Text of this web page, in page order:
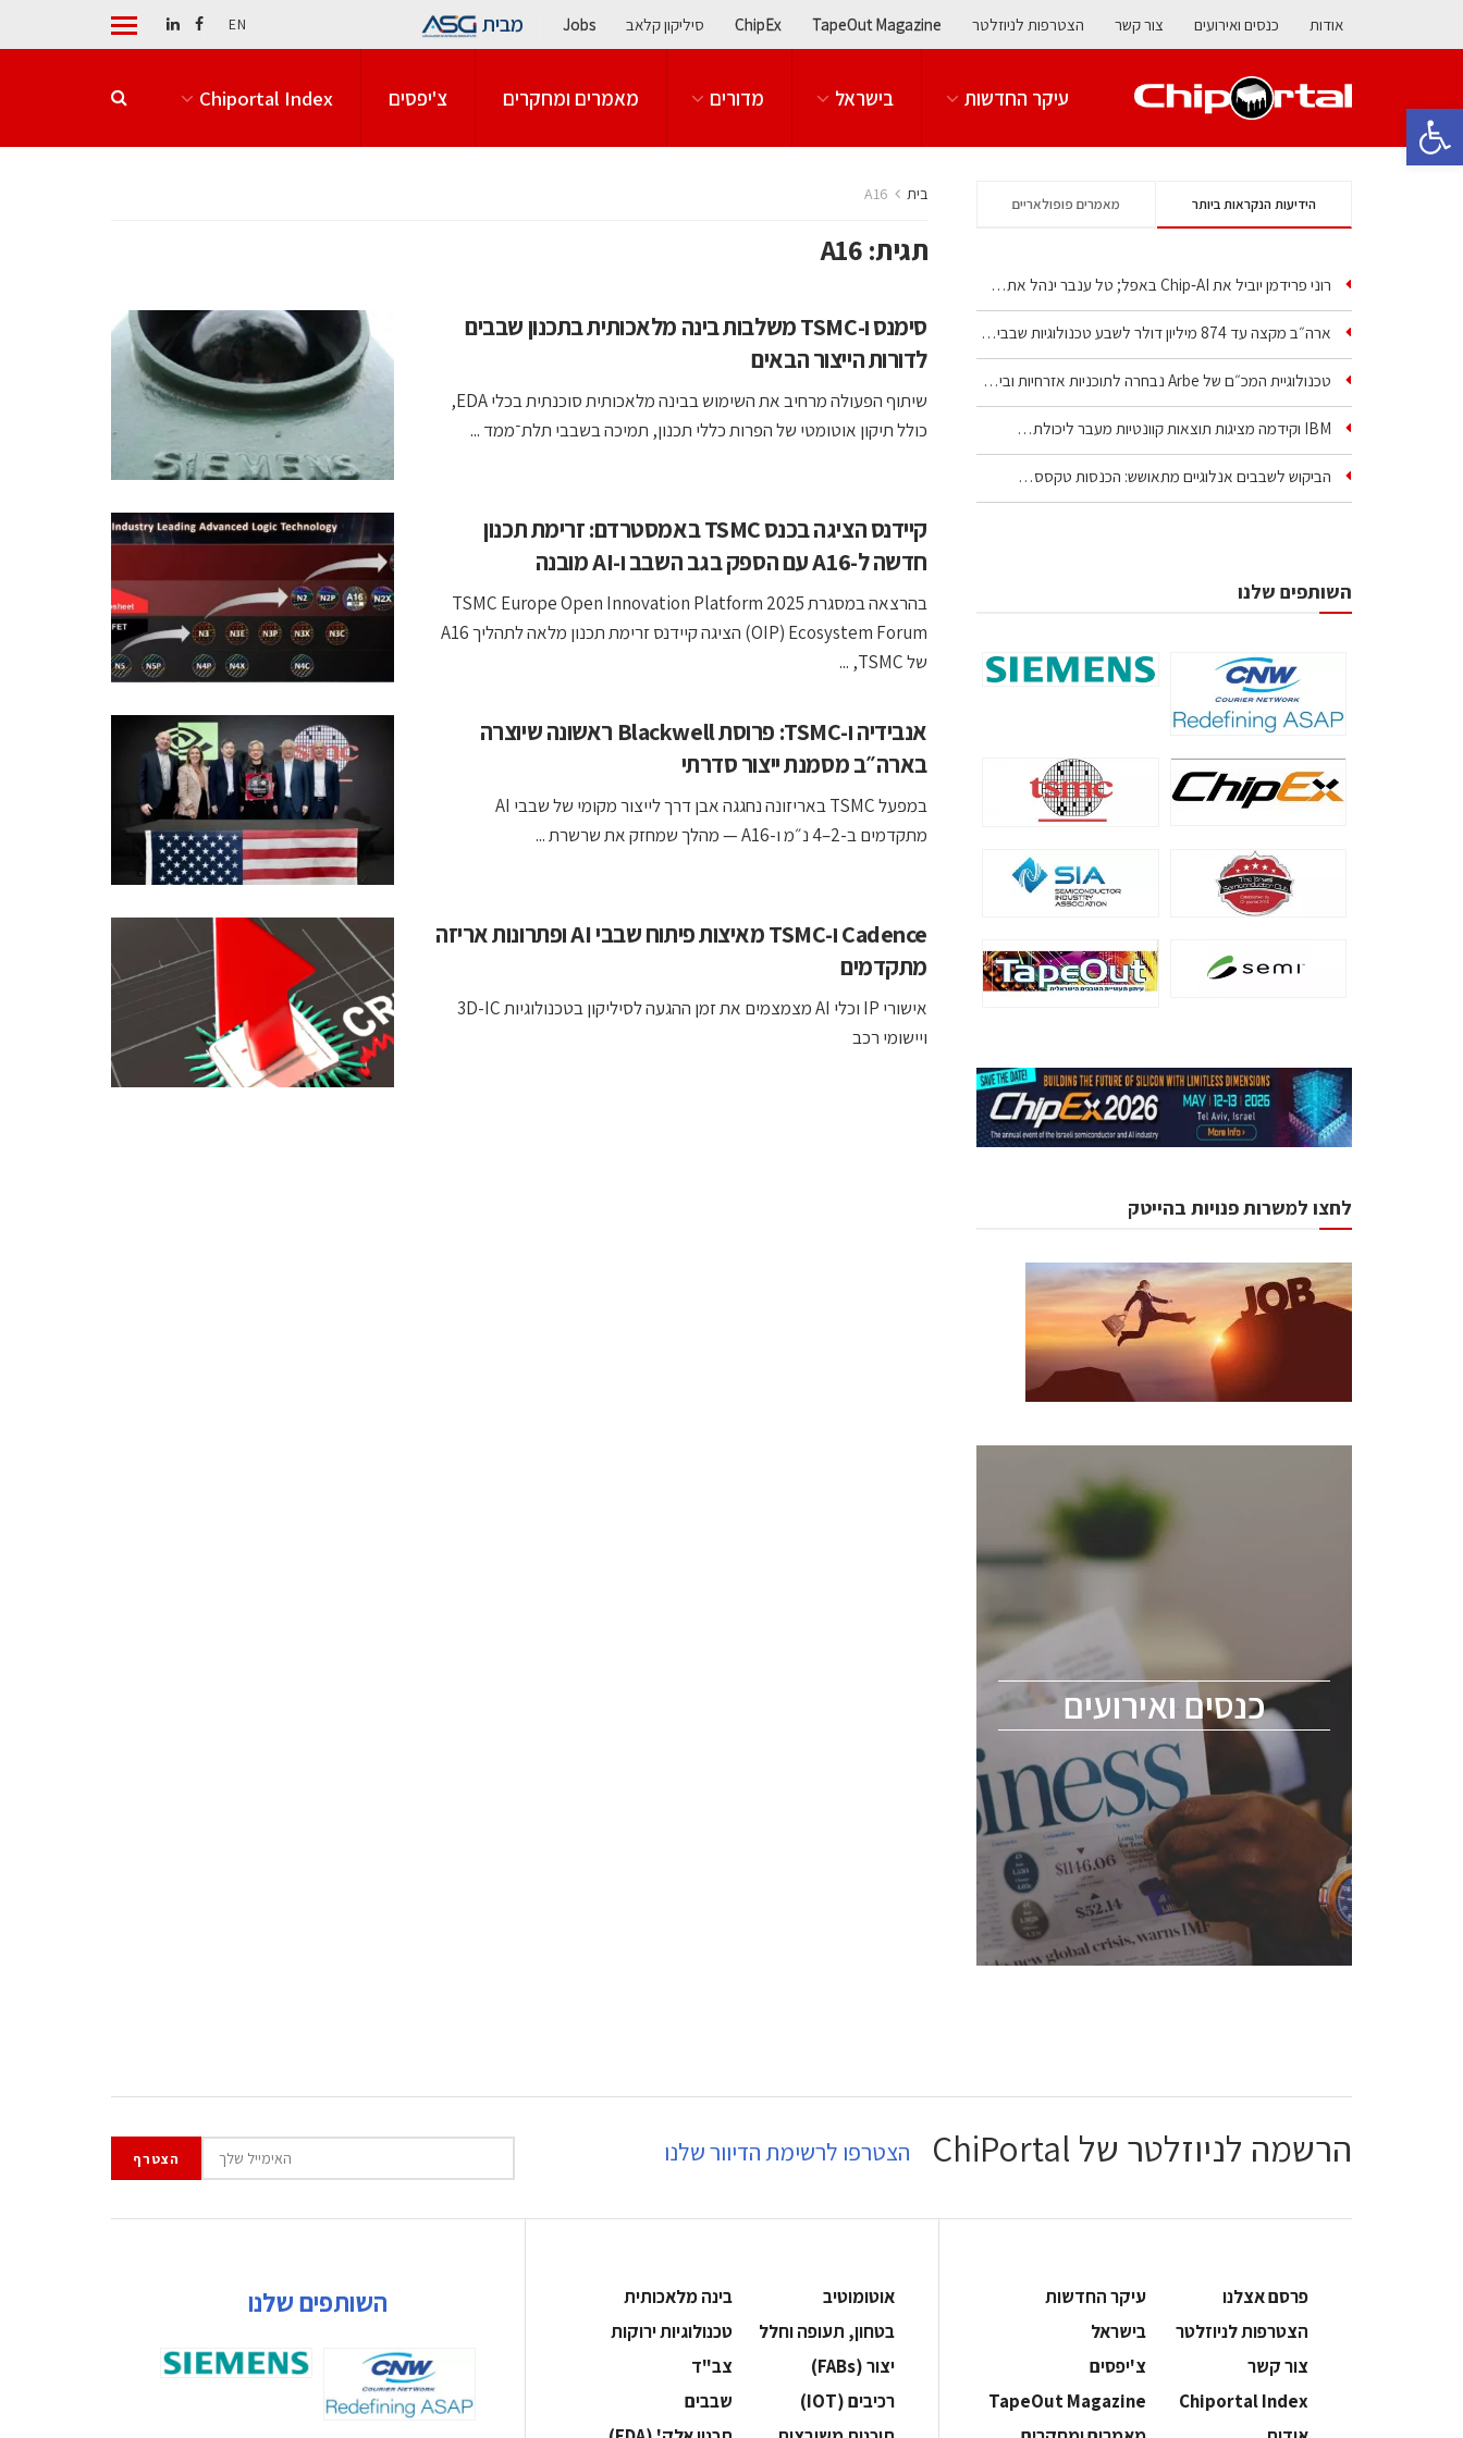
פתח סרגל נגישות
אודות כנסים ואירועים צור קשר הצטרפות לניוזלטר TapeOut Magazine
ChipEx סיליקון קלאב Jobs מבית EN
עיקר החדשות בישראל מדורים מאמרים ומחקרים צ'יפסים Chiportal Index
בית A16
תגית: A16
סימנס ו-TSMC משלבות בינה מלאכותית בתכנון שבבים
לדורות הייצור הבאים
שיתוף הפעולה מרחיב את השימוש בבינה מלאכותית סוכנתית בכלי EDA,
כולל תיקון אוטומטי של הפרות כללי תכנון, תמיכה בשבבי תלת־ממד ...
קיידנס הציגה בכנס TSMC באמסטרדם: זרימת תכנון
חדשה ל-A16 עם הספק בגב השבב ו-AI מובנה
בהרצאה במסגרת 2025 TSMC Europe Open Innovation Platform
(OIP) Ecosystem Forum הציגה קיידנס זרימת תכנון מלאה לתהליך A16
של TSMC, ...
אנבידיה ו-TSMC: פרוסת Blackwell ראשונה שיוצרה
בארה״ב מסמנת ייצור סדרתי
במפעל TSMC באריזונה נחגגה אבן דרך לייצור מקומי של שבבי AI
מתקדמים ב-2–4 נ״מ ו-A16 — מהלך שמחזק את שרשרת ...
Cadence ו-TSMC מאיצות פיתוח שבבי AI ופתרונות אריזה
מתקדמים
אישורי IP וכלי AI מצמצמים את זמן ההגעה לסיליקון בטכנולוגיות 3D-IC
ויישומי רכב
הידיעות הנקראות ביותר מאמרים פופולאריים
רוני פרידמן יוביל את Chip‑AI באפל; טל ענבר ינהל את…
ארה״ב מקצה עד 874 מיליון דולר לשבע טכנולוגיות שבבים…
טכנולוגיית המכ״ם של Arbe נבחרה לתוכניות אזרחיות וביטחוניות
IBM וקידמה מציגות תוצאות קוונטיות מעבר ליכולת…
הביקוש לשבבים אנלוגיים מתאושש: הכנסות טקסס…
השותפים שלנו
לחצו למשרות פנויות בהייטק
כנסים ואירועים
כנסים ואירועים
הסמיקונדקטור כולל מהנדסים, מומחים מקצועיים
ChipEx2026 will be held on May 12-13,
2026. The conference is intended for
everyone involved in the semiconductor
industry, including engineers, professional
experts, and senior executives.
לחץ לפרטים
הרשמה לניוזלטר של ChiPortal הצטרפו לרשימת הדיוור שלנו
פרסם אצלנו
עיקר החדשות
הצטרפות לניוזלטר
בישראל
צור קשר
צ'יפסים
Chiportal Index
TapeOut Magazine
אוטומוטיב
בינה מלאכותית
בטחון, תעופה וחלל
‫טכנולוגיות ירוקות‬
‫יצור (‪(FABs‬‬
‫צב"ד‬
‫רכיבים‬ (IOT)
‫שבבים‬
השותפים שלנו